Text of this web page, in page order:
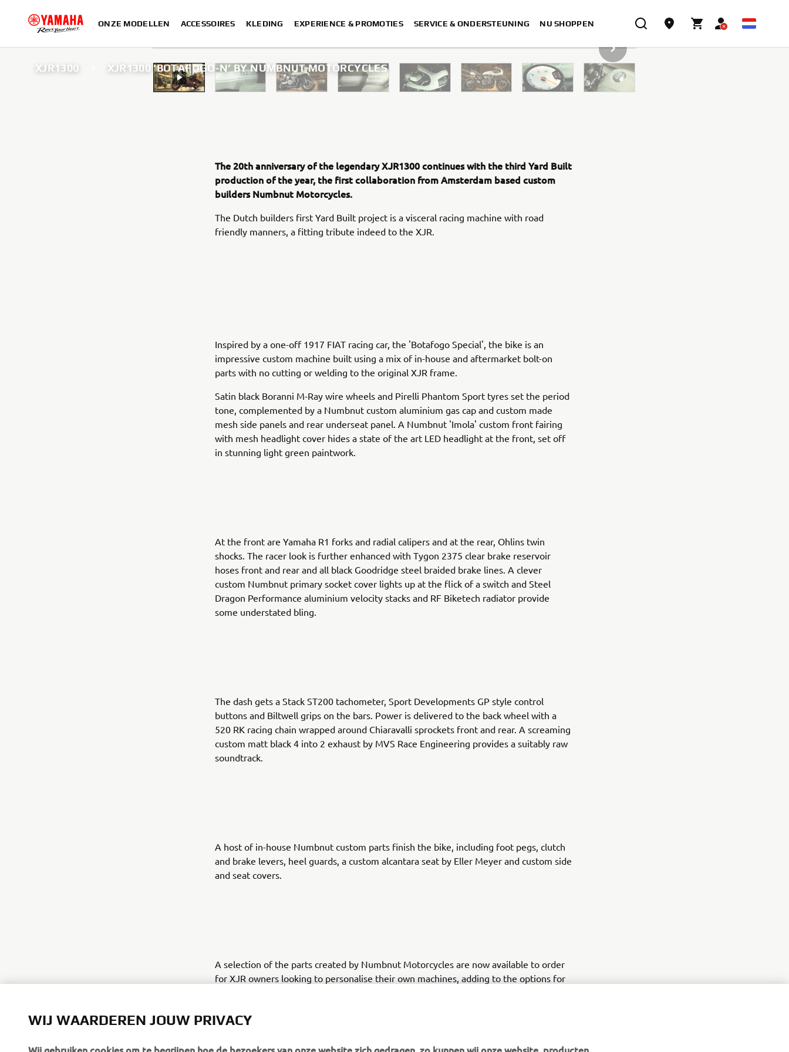
ONZE MODELLEN ACCESSOIRES KLEDING EXPERIENCE & PROMOTIES SERVICE & ONDERSTEUNING NU SHOPPEN
XJR1300 XJR1300 ‘BOTAFOGO-N’ BY NUMBNUT MOTORCYCLES
VOLGENDE ITEM IN GALLERIJ
The 20th anniversary of the legendary XJR1300 continues with the third Yard Built
production of the year, the first collaboration from Amsterdam based custom
builders Numbnut Motorcycles.
The Dutch builders first Yard Built project is a visceral racing machine with road
friendly manners, a fitting tribute indeed to the XJR.
Inspired by a one-off 1917 FIAT racing car, the 'Botafogo Special', the bike is an
impressive custom machine built using a mix of in-house and aftermarket bolt-on
parts with no cutting or welding to the original XJR frame.
Satin black Boranni M-Ray wire wheels and Pirelli Phantom Sport tyres set the period
tone, complemented by a Numbnut custom aluminium gas cap and custom made
mesh side panels and rear underseat panel. A Numbnut 'Imola' custom front fairing
with mesh headlight cover hides a state of the art LED headlight at the front, set off
in stunning light green paintwork.
At the front are Yamaha R1 forks and radial calipers and at the rear, Ohlins twin
shocks. The racer look is further enhanced with Tygon 2375 clear brake reservoir
hoses front and rear and all black Goodridge steel braided brake lines. A clever
custom Numbnut primary socket cover lights up at the flick of a switch and Steel
Dragon Performance aluminium velocity stacks and RF Biketech radiator provide
some understated bling.
The dash gets a Stack ST200 tachometer, Sport Developments GP style control
buttons and Biltwell grips on the bars. Power is delivered to the back wheel with a
520 RK racing chain wrapped around Chiaravalli sprockets front and rear. A screaming
custom matt black 4 into 2 exhaust by MVS Race Engineering provides a suitably raw
soundtrack.
A host of in-house Numbnut custom parts finish the bike, including foot pegs, clutch
and brake levers, heel guards, a custom alcantara seat by Eller Meyer and custom side
and seat covers.
A selection of the parts created by Numbnut Motorcycles are now available to order
for XJR owners looking to personalise their own machines, adding to the options for
WIJ WAARDEREN JOUW PRIVACY